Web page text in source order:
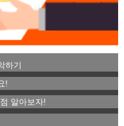
하기
!
알아보자!